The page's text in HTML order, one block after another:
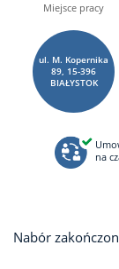
Miejsce pracy
ul. M. Kopernika
89, 15-396
BIAŁYSTOK
na
Nabór